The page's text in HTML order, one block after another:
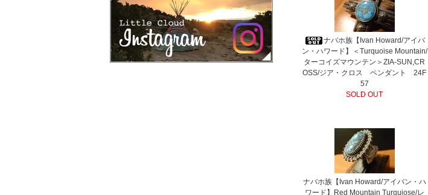
ナバホ族【Ivan Howard/アイバ
ン・ハワード】＜Turquoise Mountain/
ターコイズマウンテン＞ZIA-SUN,CR
OSS/ジア・クロス ペンダント 24F
57
SOLD OUT
ナバホ族【Ivan Howard/アイバン・ハ
ワード】Red Mountain Turquiose/レ